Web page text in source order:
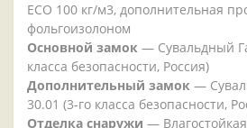
ECO 100 кг/м3, дополнительная
фольгоизолоном
Основной замок — Сувальдный
класса безопасности, Россия)
Дополнительный замок —
30.01 (3-го класса безопасности,
Отделка снаружи —